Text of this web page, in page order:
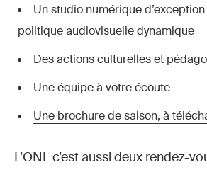
Un studio numérique
politique audiovisuelle dynamique
Des actions culturelles et
Une équipe à votre écoute
Une brochure de saison, à
L’ONL c’est aussi deux rendez-